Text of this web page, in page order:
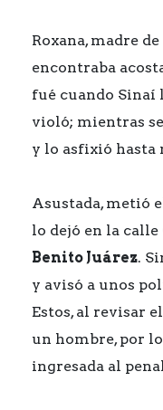
Roxana, madre
encontraba
fué cuando Sinaí
violó; mientras
y lo asfixió hasta
Asustada, metió
lo dejó en la
Benito Juárez.
y avisó a unos
Estos, al revisar
un hombre, por
ingresada al